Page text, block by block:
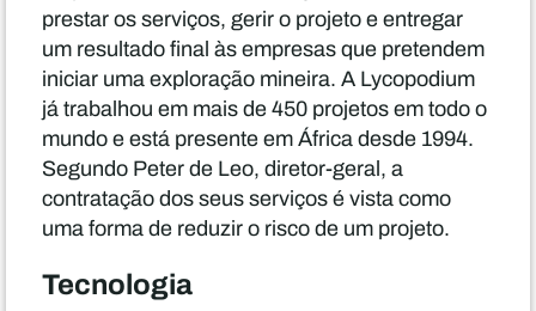
prestar os serviços, gerir o projeto e entregar
um resultado final às empresas que pretendem
iniciar uma exploração mineira. A Lycopodium
já trabalhou em mais de 450 projetos em todo o
mundo e está presente em África desde 1994.
Segundo Peter de Leo, diretor-geral, a
contratação dos seus serviços é vista como
uma forma de reduzir o risco de um projeto.
Tecnologia